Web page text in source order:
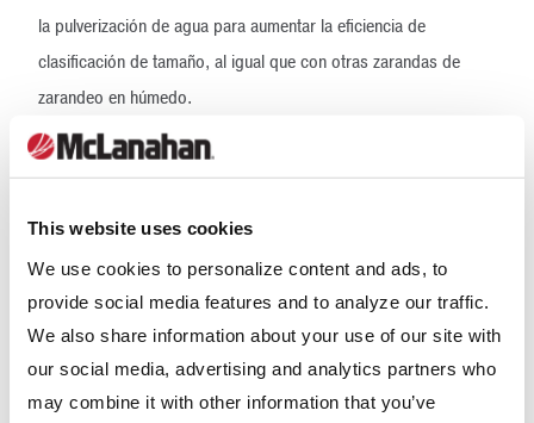
This website uses cookies
We use cookies to personalize content and ads, to
provide social media features and to analyze our traffic.
We also share information about your use of our site with
our social media, advertising and analytics partners who
may combine it with other information that you’ve
la pulverización de agua para aumentar la eficiencia de
clasificación de tamaño, al igual que con otras zarandas de
zarandeo en húmedo.
6. La incorporación de la
eliminará los finos del
producto
A pesar de que es preferible abordar la eliminación de finos
aguas arriba en el proceso, existen situaciones en las que los
finos permanecerán en el producto. Incorporar agua a una